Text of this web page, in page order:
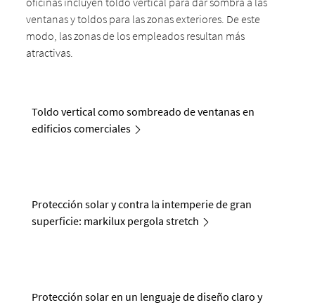
ventanas y toldos para las zonas exteriores. De este
modo, las zonas de los empleados resultan más
atractivas.
Toldo vertical como sombreado de ventanas en
edificios comerciales
Protección solar y contra la intemperie de gran
superficie: markilux pergola stretch
Protección solar en un lenguaje de diseño claro y